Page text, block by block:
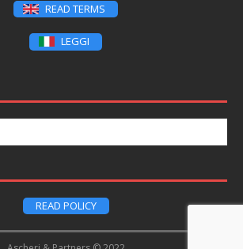
READ TERMS
LEGGI
READ POLICY